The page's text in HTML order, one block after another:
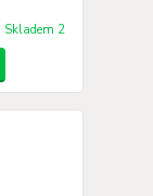
Skladem 2